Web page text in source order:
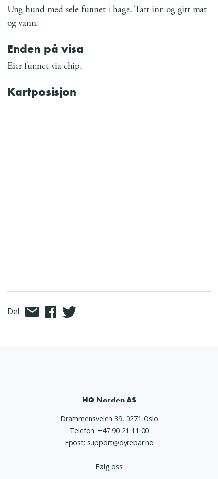
Ung hund med sele funnet i hage. Tatt inn og gitt mat
og vann.
Enden på visa
Eier funnet via chip.
Kartposisjon
Del
HQ Norden AS
Drammensveien 39, 0271 Oslo
Telefon: +47 90 21 11 00
Epost: support@dyrebar.no
Følg oss